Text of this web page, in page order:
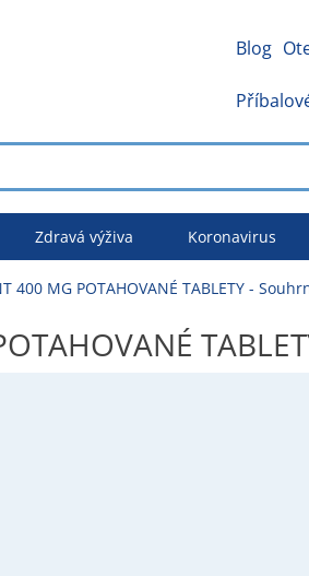
Blog
Zdravá výživa Koronavirus
400 MG POTAHOVANÉ TABLETY -